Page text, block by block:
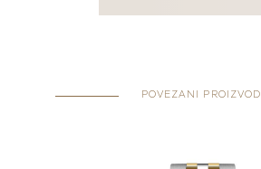
POVEZANI PROIZVODI